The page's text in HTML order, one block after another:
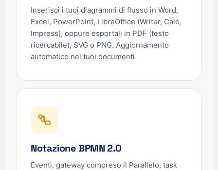
Inserisci i tuoi diagrammi di flusso in Word,
Excel, PowerPoint, LibreOffice (Writer, Calc,
Impress), oppure esportali in PDF (testo
ricercabile), SVG o PNG. Aggiornamento
automatico nei tuoi documenti.
Notazione BPMN 2.0
Eventi, gateway compreso il Parallelo, task